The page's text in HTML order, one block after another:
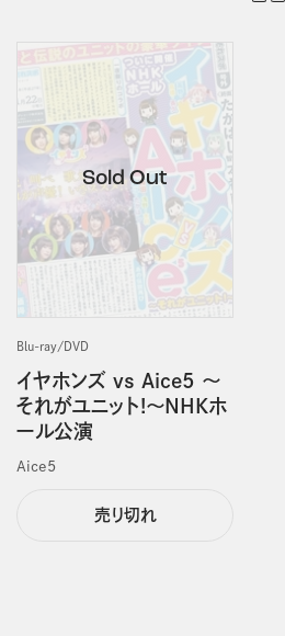
Blu-ray/DVD
イヤホンズ vs Aice5 ～
それがユニット!～NHKホ
ール公演
Aice5
売り切れ